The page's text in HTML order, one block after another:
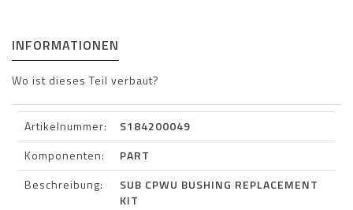
INFORMATIONEN
Wo ist dieses Teil verbaut?
Artikelnummer:
S184200049
Komponenten:
PART
Beschreibung:
SUB CPWU BUSHING REPLACEMENT
KIT